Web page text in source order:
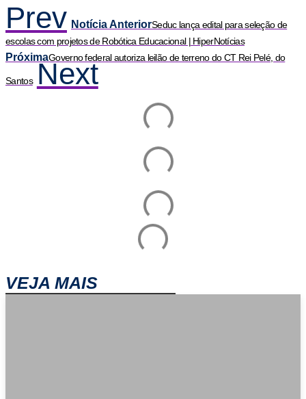
Prev Notícia AnteriorSeduc lança edital para seleção de
escolas com projetos de Robótica Educacional | HiperNotícias
PróximaGoverno federal autoriza leilão de terreno do CT Rei Pelé, do
Santos Next
VEJA MAIS